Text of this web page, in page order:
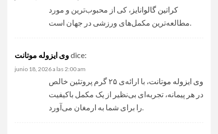
کراتین گالوانایز ، کی از محبوب‌ترین و مورد
وی ایزوله موتانت dice:
junio 18, 2026 a las 2:00 am
وی ایزوله موتانت
، با ارائه‌ی ۲۵ گرم پروتئین خالص
در هر پیمانه، تجربه‌ای بی‌نظیر از یک مکمل باکیفیت